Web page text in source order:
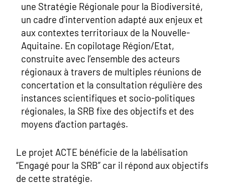
une Stratégie Régionale pour la Biodiversité,
un cadre d’intervention adapté aux enjeux et
aux contextes territoriaux de la Nouvelle-
Aquitaine. En copilotage Région/Etat,
construite avec l’ensemble des acteurs
régionaux à travers de multiples réunions de
concertation et la consultation régulière des
instances scientifiques et socio-politiques
régionales, la SRB fixe des objectifs et des
moyens d’action partagés.
Le projet ACTE bénéficie de la labélisation
“Engagé pour la SRB” car il répond aux objectifs
de cette stratégie.